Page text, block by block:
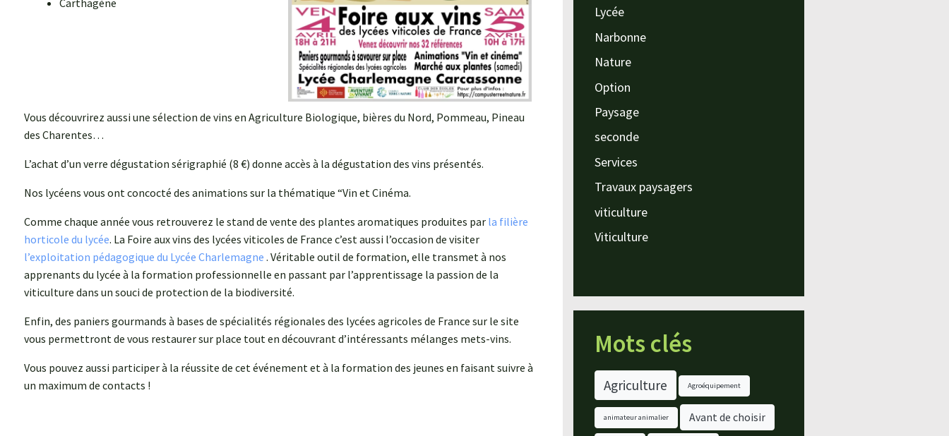
Carthagène
Vous découvrirez aussi une sélection de vins en Agriculture Biologique, bières du Nord, Pommeau, Pineau
des Charentes…
L’achat d’un verre dégustation sérigraphié (8 €) donne accès à la dégustation des vins présentés.
Nos lycéens vous ont concocté des animations sur la thématique “Vin et Cinéma.
Comme chaque année vous retrouverez le stand de vente des plantes aromatiques produites par la filière
horticole du lycée. La Foire aux vins des lycées viticoles de France c’est aussi l’occasion de visiter
l’exploitation pédagogique du Lycée Charlemagne . Véritable outil de formation, elle transmet à nos
apprenants du lycée à la formation professionnelle en passant par l’apprentissage la passion de la
viticulture dans un souci de protection de la biodiversité.
Enfin, des paniers gourmands à bases de spécialités régionales des lycées agricoles de France sur le site
vous permettront de vous restaurer sur place tout en découvrant d’intéressants mélanges mets-vins.
Vous pouvez aussi participer à la réussite de cet événement et à la formation des jeunes en faisant suivre à
un maximum de contacts !
Lycée
Narbonne
Nature
Option
Paysage
seconde
Services
Travaux paysagers
viticulture
Viticulture
Mots clés
Agriculture Agroéquipement
animateur animalier Avant de choisir